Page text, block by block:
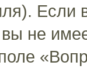
Если
не